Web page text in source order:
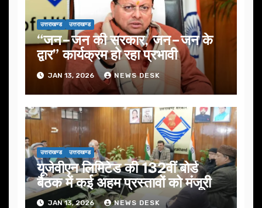
उत्तराखण्ड उत्तराखण्ड
“जन–जन की सरकार, जन–जन के
द्वार” कार्यक्रम हो रहा प्रभावी
JAN 13, 2026 NEWS DESK
उत्तराखण्ड उत्तराखण्ड
यूजेवीएन लिमिटेड की 132वीं बोर्ड
बैठक में कई अहम प्रस्तावों को मंजूरी
JAN 13, 2026 NEWS DESK